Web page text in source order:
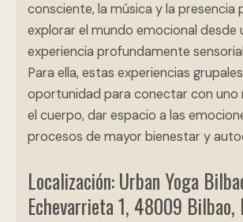
consciente, la música y la presencia
explorar el mundo emocional desde
experiencia profundamente
Para ella, estas experiencias
oportunidad para conectar con uno
el cuerpo, dar espacio a las
procesos de mayor bienestar y
Localización: Urban Yoga
Echevarrieta 1, 48009 Bilbao,